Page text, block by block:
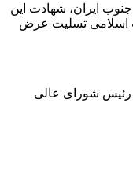
ایران، شهادت این
اسلامی تسلیت عرض
شورای عالی